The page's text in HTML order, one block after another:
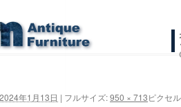
ン
2024年1月13日 | フルサイズ:950 × 713ピクセル